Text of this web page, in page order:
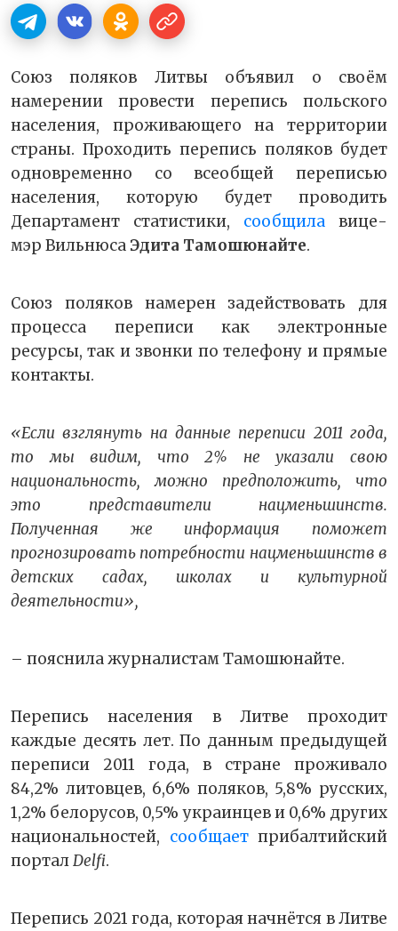
Союз поляков Литвы объявил о своём
намерении провести перепись польского
населения, проживающего на территории
страны. Проходить перепись поляков будет
одновременно со всеобщей переписью
населения, которую будет проводить
Департамент статистики, сообщила вице-
мэр Вильнюса Эдита Тамошюнайте.
Союз поляков намерен задействовать для
процесса переписи как электронные
ресурсы, так и звонки по телефону и прямые
контакты.
«Если взглянуть на данные переписи 2011 года,
то мы видим, что 2% не указали свою
национальность, можно предположить, что
это представители нацменьшинств.
Полученная же информация поможет
прогнозировать потребности нацменьшинств в
детских садах, школах и культурной
деятельности»,
– пояснила журналистам Тамошюнайте.
Перепись населения в Литве проходит
каждые десять лет. По данным предыдущей
переписи 2011 года, в стране проживало
84,2% литовцев, 6,6% поляков, 5,8% русских,
1,2% белорусов, 0,5% украинцев и 0,6% других
национальностей, сообщаетприбалтийский
порталDelfi.
Перепись 2021 года, которая начнётся в Литве